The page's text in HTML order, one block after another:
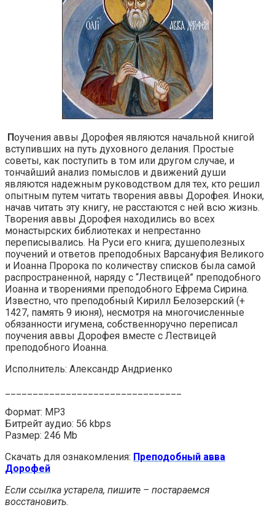
Поучения аввы Дорофея являются начальной книгой
вступивших на путь духовного делания. Простые
советы, как поступить в том или другом случае, и
тончайший анализ помыслов и движений души
являются надежным руководством для тех, кто решил
опытным путем читать творения аввы Дорофея. Иноки,
начав читать эту книгу, не расстаются с ней всю жизнь.
Творения аввы Дорофея находились во всех
монастырских библиотеках и непрестанно
переписывались. На Руси его книга; душеполезных
поучений и ответов преподобных Варсануфия Великого
и Иоанна Пророка по количеству списков была самой
распространенной, наряду с “Лествицей” преподобного
Иоанна и творениями преподобного Ефрема Сирина.
Известно, что преподобный Кирилл Белозерский (+
1427, память 9 июня), несмотря на многочисленные
обязанности игумена, собственноручно переписал
поучения аввы Дорофея вместе с Лествицей
преподобного Иоанна.
Исполнитель: Александр Андриенко
Формат: MP3
Битрейт аудио: 56 kbps
Размер: 246 Mb
Скачать для ознакомления: Преподобный авва
Дорофей
Если ссылка устарела, пишите – постараемся
восстановить.